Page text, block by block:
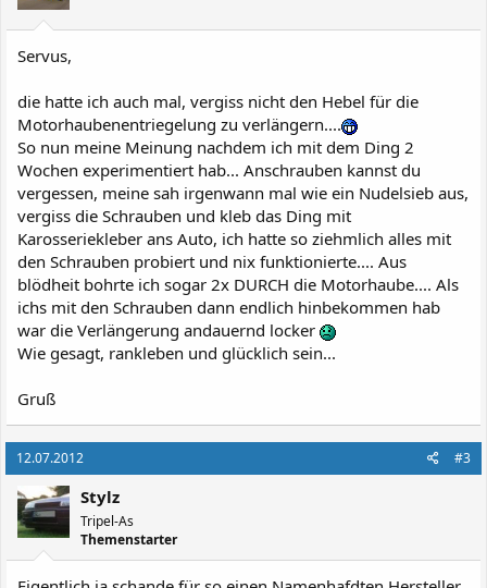
Servus,
die hatte ich auch mal, vergiss nicht den Hebel für die
Motorhaubenentriegelung zu verlängern....
So nun meine Meinung nachdem ich mit dem Ding 2
Wochen experimentiert hab... Anschrauben kannst du
vergessen, meine sah irgenwann mal wie ein Nudelsieb aus,
vergiss die Schrauben und kleb das Ding mit
Karosseriekleber ans Auto, ich hatte so ziehmlich alles mit
den Schrauben probiert und nix funktionierte.... Aus
blödheit bohrte ich sogar 2x DURCH die Motorhaube.... Als
ichs mit den Schrauben dann endlich hinbekommen hab
war die Verlängerung andauernd locker
Wie gesagt, rankleben und glücklich sein...
Gruß
12.07.2012 #3
Stylz
Tripel-As
Themenstarter